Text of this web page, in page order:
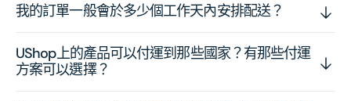
我的訂單一般會於多少個工作天內安排配送？
UShop上的產品可以付運到那些國家？有那些付運
方案可以選擇？